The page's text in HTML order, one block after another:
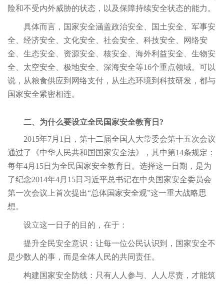
险和不受内外威胁的状态，以及保障持续安全状态的能力。
具体而言，国家安全涵盖政治安全、国土安全、军事安
全、经济安全、文化安全、社会安全、科技安全、网络安
全、生态安全、资源安全、核安全、海外利益安全、生物安
全、太空安全、极地安全、深海安全等16个重点领域。可以
说，从粮食供应到网络支付，从生态环境到科技研发，都与
国家安全紧密相连。
二、为什么要设立全民国家安全教育日?
2015年7月1日，第十二届全国人大常委会第十五次会议
通过了《中华人民共和国国家安全法》，其中第14条规定：
每年4月15日为全民国家安全教育日。选择这一日期，是为
了纪念2014年4月15日习近平总书记在中央国家安全委员会
第一次会议上首次提出“总体国家安全观”这一重大战略思
想。
设立这一日子的目的，在于：
提升全民安全意识：让每一位公民认识到，国家安全不
是少数人的事，而是全体人民的共同责任。
构建国家安全防线：只有人人参与、人人尽责，才能筑